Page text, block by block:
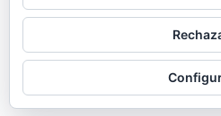
®FUNDACIÓN CISEN. ®
Política de
Diseñado por
En esta web utilizamos
terceros, que nos informan
para mejorar la calidad de
de navegación. Si está de